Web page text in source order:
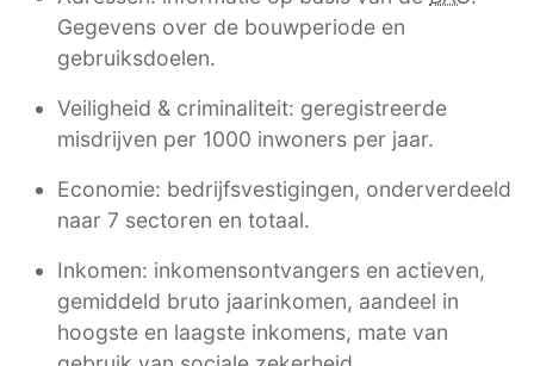
Gegevens over de bouwperiode en
gebruiksdoelen.
Veiligheid & criminaliteit: geregistreerde
misdrijven per 1000 inwoners per jaar.
Economie: bedrijfsvestigingen, onderverdeeld
naar 7 sectoren en totaal.
Inkomen: inkomensontvangers en actieven,
gemiddeld bruto jaarinkomen, aandeel in
hoogste en laagste inkomens, mate van